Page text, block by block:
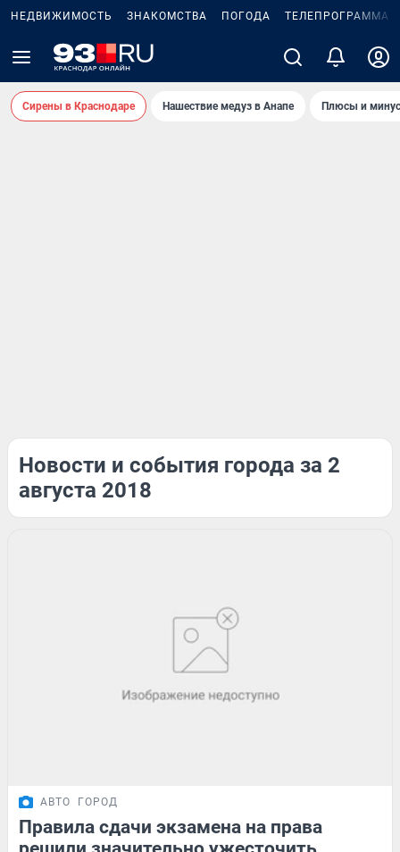
НЕДВИЖИМОСТЬ ЗНАКОМСТВА ПОГОДА ТЕЛЕПРОГРАММА
Сирены в Краснодаре Нашествие медуз в Анапе Плюсы и
Новости и события города за 2
августа 2018
АВТО ГОРОД
Правила сдачи экзамена на права